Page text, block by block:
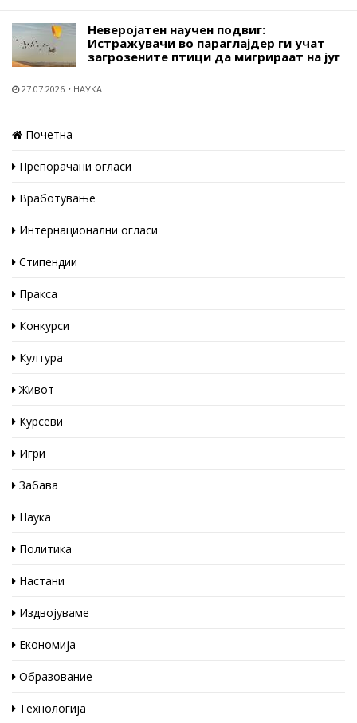
Неверојатен научен подвиг:
Истражувачи во параглајдер ги учат
загрозените птици да мигрираат на југ
27.07.2026 НАУКА
Почетна
Препорачани огласи
Вработување
Интернационални огласи
Стипендии
Пракса
Конкурси
Култура
Живот
Курсеви
Игри
Забава
Наука
Политика
Настани
Издвојуваме
Економија
Образование
Технологија